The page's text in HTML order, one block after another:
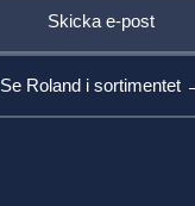
Skicka e-post
Se Roland i sortimentet